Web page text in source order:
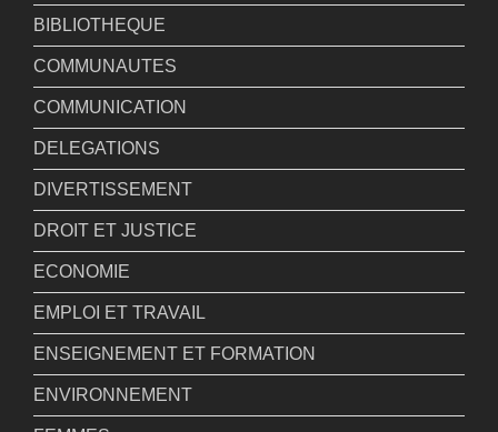
BIBLIOTHEQUE
COMMUNAUTES
COMMUNICATION
DELEGATIONS
DIVERTISSEMENT
DROIT ET JUSTICE
ECONOMIE
EMPLOI ET TRAVAIL
ENSEIGNEMENT ET FORMATION
ENVIRONNEMENT